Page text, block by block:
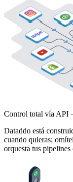
Control total vía API
Dataddo está
cuando quieras;
orquesta tus